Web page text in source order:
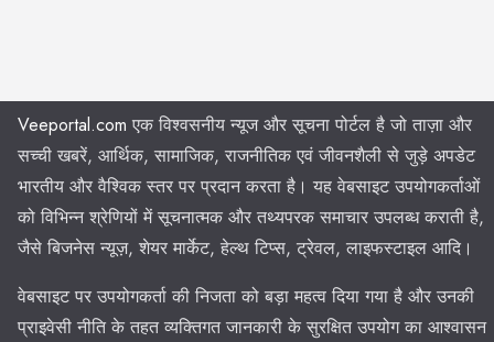
Veeportal.com एक विश्वसनीय न्यूज और सूचना पोर्टल है जो ताज़ा और
सच्ची खबरें, आर्थिक, सामाजिक, राजनीतिक एवं जीवनशैली से जुड़े अपडेट
भारतीय और वैश्विक स्तर पर प्रदान करता है। यह वेबसाइट उपयोगकर्ताओं
को विभिन्न श्रेणियों में सूचनात्मक और तथ्यपरक समाचार उपलब्ध कराती है,
जैसे बिजनेस न्यूज़, शेयर मार्केट, हेल्थ टिप्स, ट्रेवल, लाइफस्टाइल आदि।
वेबसाइट पर उपयोगकर्ता की निजता को बड़ा महत्व दिया गया है और उनकी
प्राइवेसी नीति के तहत व्यक्तिगत जानकारी के सुरक्षित उपयोग का आश्वासन